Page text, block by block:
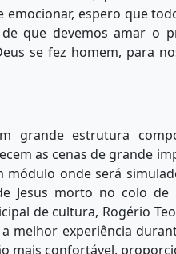
emocionar, espero que
que devemos amar o
se fez homem, para
grande estrutura
as cenas de grande
módulo onde será
Jesus morto no colo
de cultura, Rogério
melhor experiência
mais confortável,